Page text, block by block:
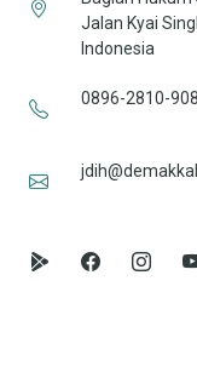
Jalan Kyai
Indonesia
0896-2810-